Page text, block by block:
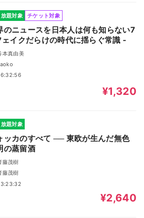
題対象 チケット対象
のニュースを日本人は何も知らない7
イクだらけの時代に揺らぐ常識 -
本真由美
¥1,320
題対象
ッカのすべて ── 東欧が生んだ無色
の蒸留酒
藤茂樹
藤茂樹
¥2,640